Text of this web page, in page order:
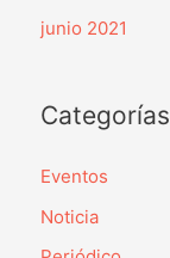
junio 2021
Categorías
Eventos
Noticia